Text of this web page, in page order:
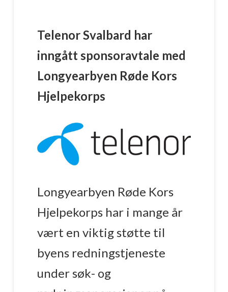
Telenor Svalbard har
inngått sponsoravtale med
Longyearbyen Røde Kors
Hjelpekorps
Longyearbyen Røde Kors
Hjelpekorps har i mange år
vært en viktig støtte til
byens redningstjeneste
under søk- og